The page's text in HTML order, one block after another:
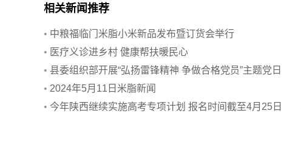
相关新闻推荐
• 中粮福临门米脂小米新品发布暨订货会举行
• 医疗义诊进乡村 健康帮扶暖民心
• 县委组织部开展“弘扬雷锋精神 争做合格党员”主题党日
活动
• 2024年5月11日米脂新闻
• 今年陕西继续实施高考专项计划 报名时间截至4月25日